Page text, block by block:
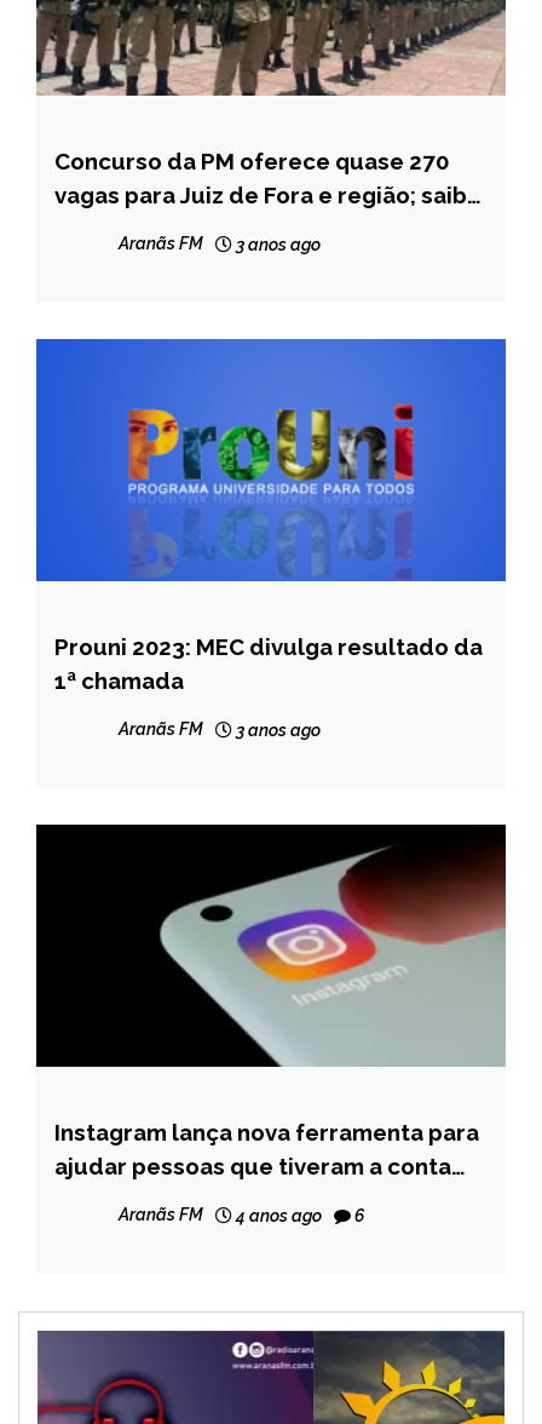
CAPELINHA
MINAS
Concurso da PM oferece quase 270
vagas para Juiz de Fora e região; saiba
Aranãs FM 3 anos ago
BRASIL
CAPELINHA
Prouni 2023: MEC divulga resultado da
1ª chamada
Aranãs FM 3 anos ago
BRASIL
INTERNACIONAL
NOTÍCIAS
Instagram lança nova ferramenta para
ajudar pessoas que tiveram a conta
Aranãs FM 4 anos ago 6